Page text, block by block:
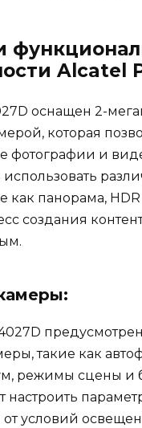
Alcatel
оснащен 2-
которая
фотографии и
использовать
как панорама,
создания
такие как
режимы сцены и
настроить
от условий